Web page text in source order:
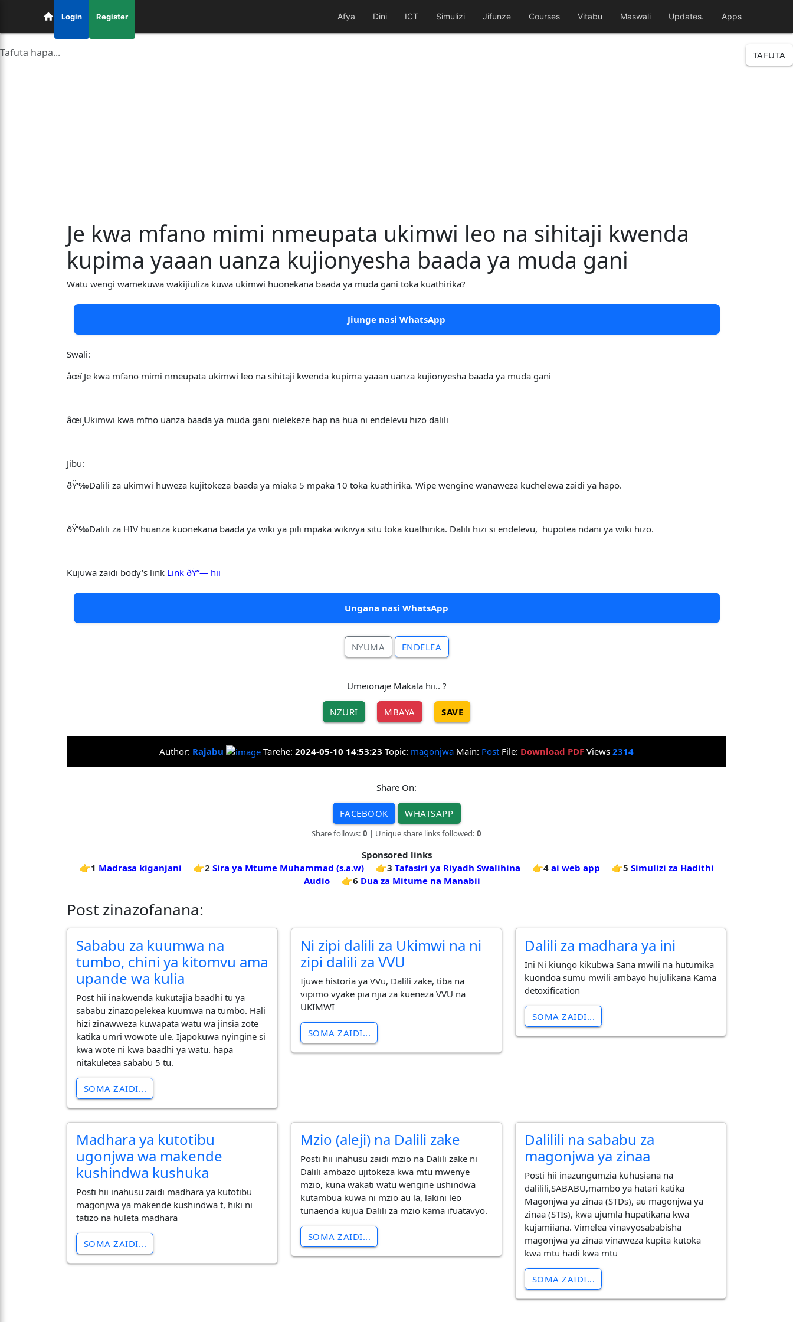
Login Register Afya Dini ICT Simulizi Jifunze Courses Vitabu Maswali Updates. Apps
TAFUTA
Je kwa mfano mimi nmeupata ukimwi leo na sihitaji kwenda
kupima yaaan uanza kujionyesha baada ya muda gani
Watu wengi wamekuwa wakijiuliza kuwa ukimwi huonekana baada ya muda gani toka kuathirika?
Jiunge nasi WhatsApp
Swali:
âœï¸Je kwa mfano mimi nmeupata ukimwi leo na sihitaji kwenda kupima yaaan uanza kujionyesha baada ya muda gani
âœï¸Ukimwi kwa mfno uanza baada ya muda gani nielekeze hap na hua ni endelevu hizo dalili
Jibu:
ðŸ‘‰Dalili za ukimwi huweza kujitokeza baada ya miaka 5 mpaka 10 toka kuathirika. Wipe wengine wanaweza kuchelewa zaidi ya hapo.
ðŸ‘‰Dalili za HIV huanza kuonekana baada ya wiki ya pili mpaka wikivya situ toka kuathirika. Dalili hizi si endelevu, hupotea ndani ya wiki hizo.
Kujuwa zaidi body's link Link ðŸ”— hii
Ungana nasi WhatsApp
NYUMA ENDELEA
Umeionaje Makala hii.. ?
NZURI MBAYA SAVE
Author: Rajabu Tarehe: 2024-05-10 14:53:23 Topic: magonjwa Main: Post File: Download PDF Views 2314
Share On:
FACEBOOK WHATSAPP
Share follows: 0 | Unique share links followed: 0
Sponsored links
👉1 Madrasa kiganjani 👉2 Sira ya Mtume Muhammad (s.a.w) 👉3 Tafasiri ya Riyadh Swalihina 👉4 ai web app 👉5 Simulizi za Hadithi
Audio
👉6 Dua za Mitume na Manabii
Post zinazofanana:
Sababu za kuumwa na
tumbo, chini ya kitomvu ama
upande wa kulia
Post hii inakwenda kukutajia baadhi tu ya
sababu zinazopelekea kuumwa na tumbo. Hali
hizi zinawweza kuwapata watu wa jinsia zote
katika umri wowote ule. Ijapokuwa nyingine si
kwa wote ni kwa baadhi ya watu. hapa
nitakuletea sababu 5 tu.
SOMA ZAIDI...
Ni zipi dalili za Ukimwi na ni
zipi dalili za VVU
Ijuwe historia ya VVu, Dalili zake, tiba na
vipimo vyake pia njia za kueneza VVU na
UKIMWI
SOMA ZAIDI...
Dalili za madhara ya ini
Ini Ni kiungo kikubwa Sana mwili na hutumika
kuondoa sumu mwili ambayo hujulikana Kama
detoxification
SOMA ZAIDI...
Madhara ya kutotibu
ugonjwa wa makende
kushindwa kushuka
Posti hii inahusu zaidi madhara ya kutotibu
magonjwa ya makende kushindwa t, hiki ni
tatizo na huleta madhara
SOMA ZAIDI...
Mzio (aleji) na Dalili zake
Posti hii inahusu zaidi mzio na Dalili zake ni
Dalili ambazo ujitokeza kwa mtu mwenye
mzio, kuna wakati watu wengine ushindwa
kutambua kuwa ni mzio au la, lakini leo
tunaenda kujua Dalili za mzio kama ifuatavyo.
SOMA ZAIDI...
Dalilili na sababu za
magonjwa ya zinaa
Posti hii inazungumzia kuhusiana na
dalilili,SABABU,mambo ya hatari katika
Magonjwa ya zinaa (STDs), au magonjwa ya
zinaa (STIs), kwa ujumla hupatikana kwa
kujamiiana. Vimelea vinavyosababisha
magonjwa ya zinaa vinaweza kupita kutoka
kwa mtu hadi kwa mtu
SOMA ZAIDI...